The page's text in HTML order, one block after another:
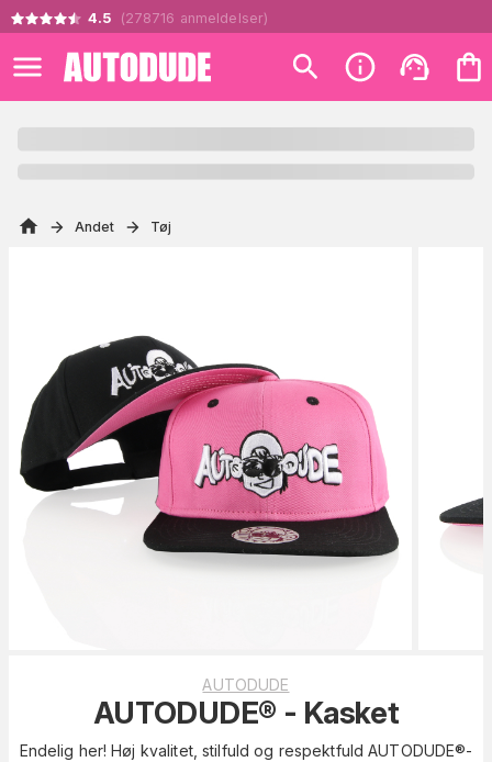
4.5 (278716 anmeldelser)
Andet Tøj
AUTODUDE
AUTODUDE® - Kasket
Endelig her! Høj kvalitet, stilfuld og respektfuld AUTODUDE®-